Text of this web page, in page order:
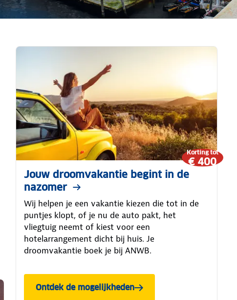
Korting tot
€ 400
Jouw droomvakantie begint in de
nazomer
Wij helpen je een vakantie kiezen die tot in de
puntjes klopt, of je nu de auto pakt, het
vliegtuig neemt of kiest voor een
hotelarrangement dicht bij huis. Je
droomvakantie boek je bij ANWB.
Ontdek de mogelijkheden